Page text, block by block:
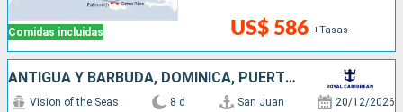
Comidas incluidas US$ 586 +Tasas
ANTIGUA Y BARBUDA, DOMINICA, PUERTO RICO
Vision of the Seas 8 d San Juan 20/12/2026